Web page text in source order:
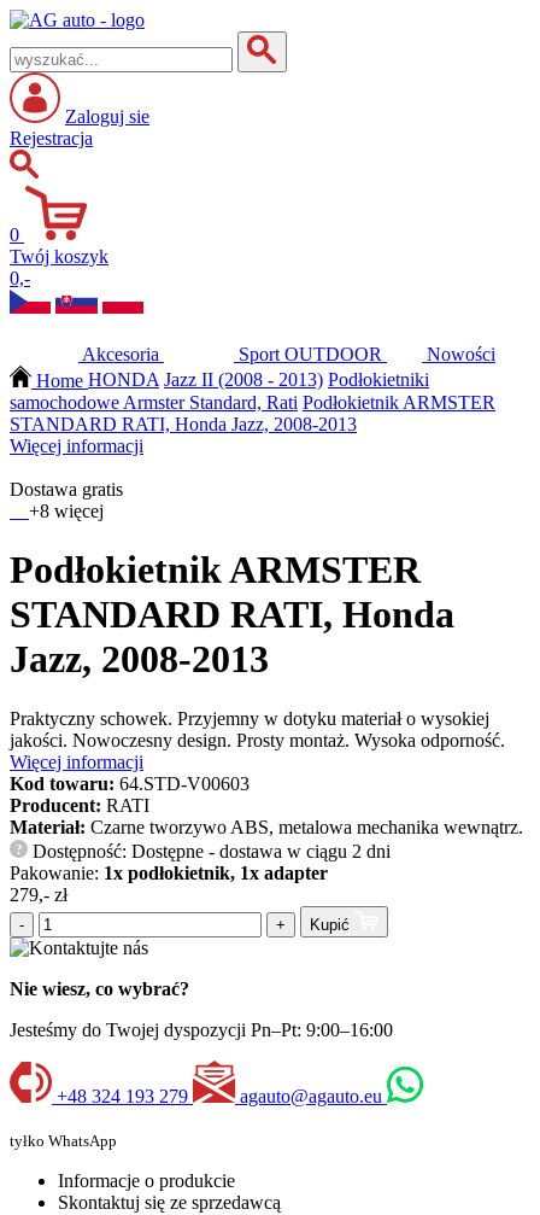
Zaloguj sie
Rejestracja
0
Twój koszyk
0,-
Akcesoria Sport OUTDOOR
Nowości
Home HONDA Jazz II (2008 - 2013) Podłokietniki
samochodowe Armster Standard, Rati Podłokietnik ARMSTER
STANDARD RATI, Honda Jazz, 2008-2013
Więcej informacji
Dostawa gratis
+8 więcej
Podłokietnik ARMSTER
STANDARD RATI, Honda
Jazz, 2008-2013
Praktyczny schowek. Przyjemny w dotyku materiał o wysokiej
jakości. Nowoczesny design. Prosty montaż. Wysoka odporność.
Więcej informacji
Kod towaru: 64.STD-V00603
Producent: RATI
Materiał: Czarne tworzywo ABS, metalowa mechanika wewnątrz.
?
Dostępność: Dostępne - dostawa w ciągu 2 dni
Pakowanie: 1x podłokietnik, 1x adapter
279,- zł
- + Kupić
Nie wiesz, co wybrać?
Jesteśmy do Twojej dyspozycji Pn–Pt: 9:00–16:00
+48 324 193 279 agauto@agauto.eu
tyłko WhatsApp
Informacje o produkcie
Skontaktuj się ze sprzedawcą